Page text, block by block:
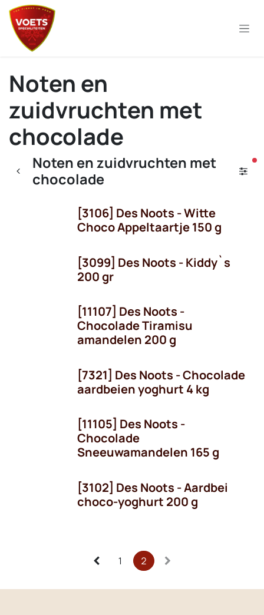
Overslaan naar inhoud
Noten en
zuidvruchten met
chocolade
Noten en zuidvruchten met
chocolade
[3106] Des Noots - Witte
Choco Appeltaartje 150 g
[3099] Des Noots - Kiddy`s
200 gr
[11107] Des Noots -
Chocolade Tiramisu
amandelen 200 g
[7321] Des Noots - Chocolade
aardbeien yoghurt 4 kg
[11105] Des Noots -
Chocolade
Sneeuwamandelen 165 g
[3102] Des Noots - Aardbei
choco-yoghurt 200 g
1 2